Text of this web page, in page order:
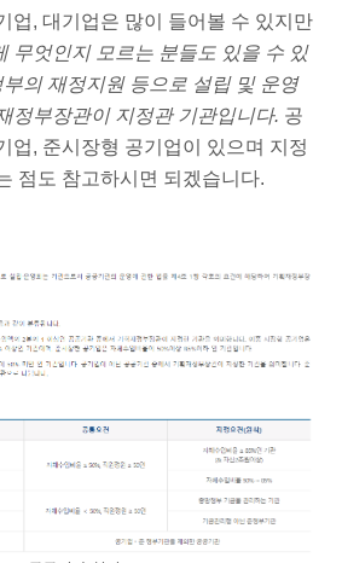
업, 대기업은 많이 들어볼 수 있지만
무엇인지 모르는 분들도 있을 수 있
의 재정지원 등으로 설립 및 운영
정부장관이 지정관 기관입니다. 공
업, 준시장형 공기업이 있으며 지정
점도 참고하시면 되겠습니다.